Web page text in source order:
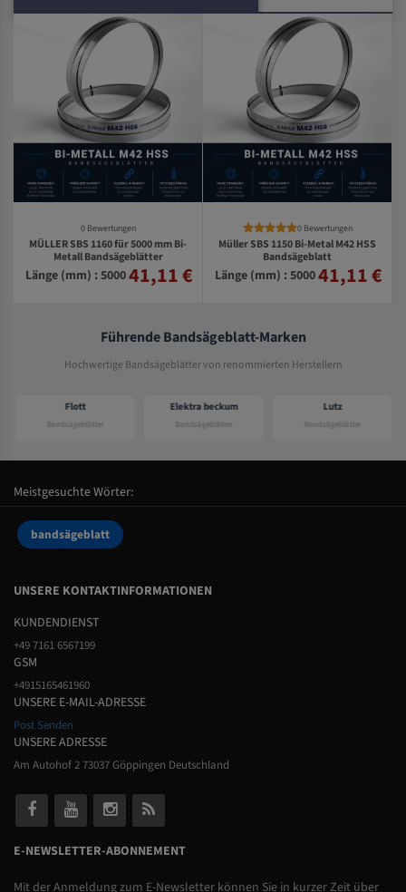
0 Bewertungen
MÜLLER SBS 1160 für 5000 mm Bi-
Metall Bandsägeblätter
Länge (mm) : 500041,11 €
0 Bewertungen
Müller SBS 1150 Bi-Metal M42 HSS
Bandsägeblatt
Länge (mm) : 500041,11 €
Führende Bandsägeblatt-Marken
Hochwertige Bandsägeblätter von renommierten Herstellern
Flott
Bandsägeblätter
Elektra beckum
Bandsägeblätter
Lutz
Bandsägeblätter
Meistgesuchte Wörter:
bandsägeblatt
UNSERE KONTAKTINFORMATIONEN
KUNDENDIENST
+49 7161 6567199
GSM
+4915165461960
UNSERE E-MAIL-ADRESSE
Post Senden
UNSERE ADRESSE
Am Autohof 2 73037 Göppingen Deutschland
E-NEWSLETTER-ABONNEMENT
Mit der Anmeldung zum E-Newsletter können Sie in kurzer Zeit über